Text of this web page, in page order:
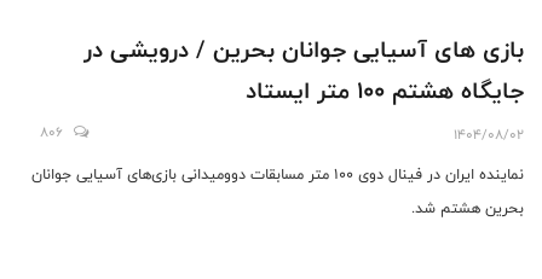
بازی های آسیایی جوانان بحرین / درویشی در
جایگاه هشتم 100 متر ایستاد
1404/08/02
806
نماینده ایران در فینال دوی 100 متر مسابقات دوومیدانی بازی‌های آسیایی جوانان
بحرین هشتم شد.